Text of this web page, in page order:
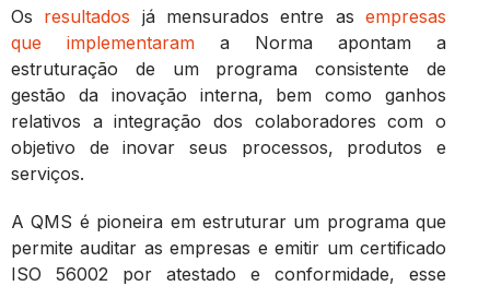
Os resultados já mensurados entre asempresas
que implementaram a Norma apontam a
estruturação de um programa consistente de
gestão da inovação interna, bem como ganhos
relativos a integração dos colaboradores com o
objetivo de inovar seus processos, produtos e
serviços.
A QMS é pioneira em estruturar um programa que
permite auditar as empresas e emitir um certificado
ISO 56002 por atestado e conformidade, esse